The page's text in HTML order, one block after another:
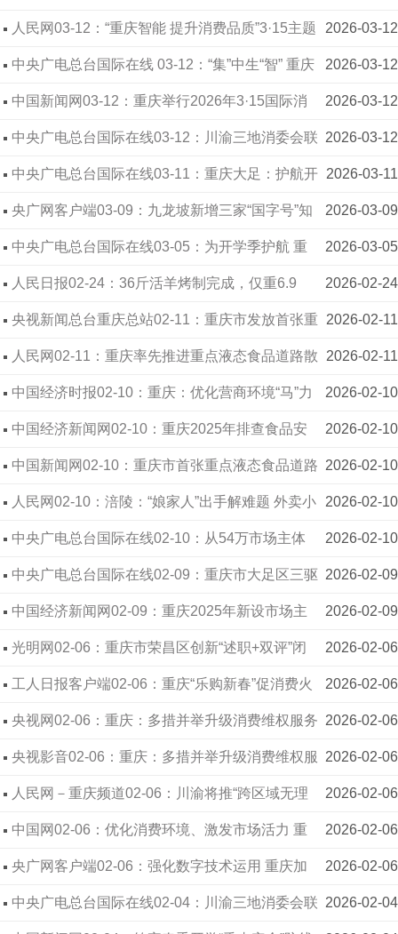
能消费新场景 2026-03-12
人民网03-12：“重庆智能 提升消费品质”3·15主题
活动启幕 2026-03-12
中央广电总台国际在线 03-12：“集”中生“智” 重庆
开启不一样的“3·15” 2026-03-12
中国新闻网03-12：重庆举行2026年3·15国际消
费者权益日宣传活动 2026-03-12
中央广电总台国际在线03-12：川渝三地消委会联
合发布 “3·15”消费提示 2026-03-11
中央广电总台国际在线03-11：重庆大足：护航开
学季 严守安全关 2026-03-09
央广网客户端03-09：九龙坡新增三家“国字号”知
识产权示范企业 2026-03-05
中央广电总台国际在线03-05：为开学季护航 重
庆大足区多部门联合开展校园周边专项执法检查 2026-02-24
人民日报02-24：36斤活羊烤制完成，仅重6.9
斤？当地通报 2026-02-11
央视新闻总台重庆总站02-11：重庆市发放首张重
点液态食品道路散装运输许可 2026-02-11
人民网02-11：重庆率先推进重点液态食品道路散
装运输准运管理 2026-02-10
中国经济时报02-10：重庆：优化营商环境“马”力
全开 2026-02-10
中国经济新闻网02-10：重庆2025年排查食品安
全隐患24.5万条 2026-02-10
中国新闻网02-10：重庆市首张重点液态食品道路
散装运输准运证发放 2026-02-10
人民网02-10：涪陵：“娘家人”出手解难题 外卖小
哥送锦旗致谢 2026-02-10
中央广电总台国际在线02-10：从54万市场主体
看重庆两江新区高质量发展新动能 2026-02-09
中央广电总台国际在线02-09：重庆市大足区三驱
市场监管所：服务促“加速” 锦旗映初心 2026-02-09
中国经济新闻网02-09：重庆2025年新设市场主
体近52万户 2026-02-06
光明网02-06：重庆市荣昌区创新“述职+双评”闭
环机制 打造民营经济服务新生态 2026-02-06
工人日报客户端02-06：重庆“乐购新春”促消费火
热启幕 市场监管多措并举保障消费市场平稳有序 2026-02-06
央视网02-06：重庆：多措并举升级消费维权服务
打造安心消费环境 2026-02-06
央视影音02-06：重庆：多措并举升级消费维权服
务 打造安心消费环境 2026-02-06
人民网－重庆频道02-06：川渝将推“跨区域无理
由退货” 2026-02-06
中国网02-06：优化消费环境、激发市场活力 重
庆市场监管交出“民生答卷” 2026-02-06
央广网客户端02-06：强化数字技术运用 重庆加
快推动数字市场监管体系能力建设 2026-02-04
中央广电总台国际在线02-04：川渝三地消委会联